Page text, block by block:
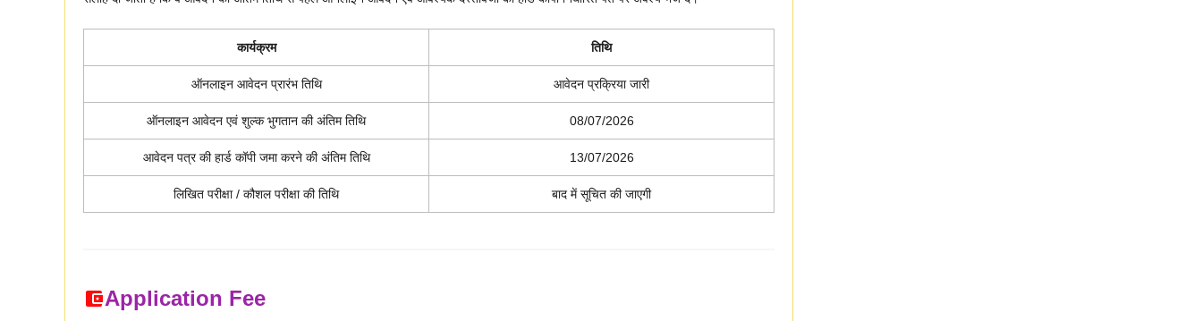
कार्यक्रम तिथि
ऑनलाइन आवेदन प्रारंभ तिथि आवेदन प्रक्रिया जारी
ऑनलाइन आवेदन एवं शुल्क भुगतान की अंतिम तिथि 08/07/2026
आवेदन पत्र की हार्ड कॉपी जमा करने की अंतिम तिथि 13/07/2026
लिखित परीक्षा / कौशल परीक्षा की तिथि बाद में सूचित की जाएगी
Application Fee